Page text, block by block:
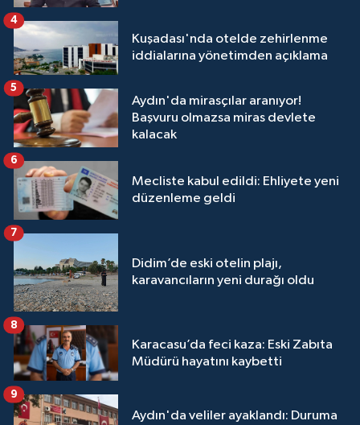
Kuşadası'nda otelde zehirlenme
iddialarına yönetimden açıklama
4
Aydın'da mirasçılar aranıyor!
Başvuru olmazsa miras devlete
kalacak
5
Mecliste kabul edildi: Ehliyete yeni
düzenleme geldi
6
Didim’de eski otelin plajı,
karavancıların yeni durağı oldu
7
Karacasu’da feci kaza: Eski Zabıta
Müdürü hayatını kaybetti
8
Aydın'da veliler ayaklandı: Duruma
9